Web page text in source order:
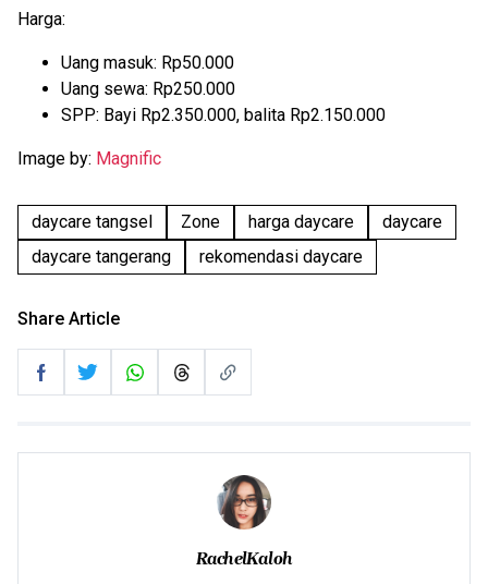
Harga:
Uang masuk: Rp50.000
Uang sewa: Rp250.000
SPP: Bayi Rp2.350.000, balita Rp2.150.000
Image by: Magnific
daycare tangsel Zone harga daycare
daycare
daycare tangerang
rekomendasi daycare
Share Article
RachelKaloh